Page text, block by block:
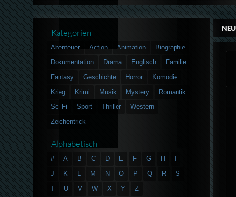
NEU
Kategorien
Abenteuer Action Animation
Biographie
Dokumentation
Drama Englisch
Familie
Fantasy
Geschichte Horror
Komödie
Krieg
Krimi Musik Mystery
Romantik
Sci-Fi
Sport Thriller
Western
Zeichentrick
Alphabetisch
# A B C D E F G H
J
K L M N O P Q R
S
T
U V W X Y Z